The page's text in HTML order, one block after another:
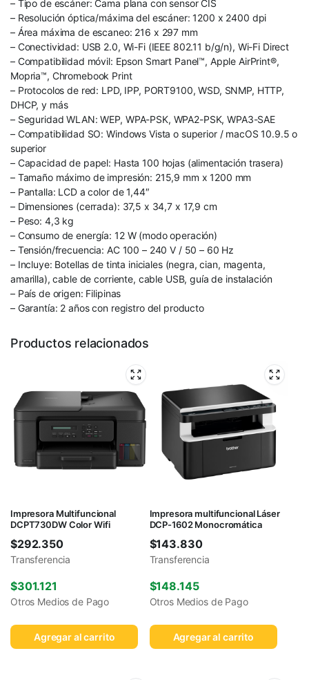
– Tipo de escáner: Cama plana con sensor CIS
– Resolución óptica/máxima del escáner: 1200 x 2400 dpi
– Área máxima de escaneo: 216 x 297 mm
– Conectividad: USB 2.0, Wi-Fi (IEEE 802.11 b/g/n), Wi-Fi Direct
– Compatibilidad móvil: Epson Smart Panel™, Apple AirPrint®,
Mopria™, Chromebook Print
– Protocolos de red: LPD, IPP, PORT9100, WSD, SNMP, HTTP,
DHCP, y más
– Seguridad WLAN: WEP, WPA-PSK, WPA2-PSK, WPA3-SAE
– Compatibilidad SO: Windows Vista o superior / macOS 10.9.5 o
superior
– Capacidad de papel: Hasta 100 hojas (alimentación trasera)
– Tamaño máximo de impresión: 215,9 mm x 1200 mm
– Pantalla: LCD a color de 1,44″
– Dimensiones (cerrada): 37,5 x 34,7 x 17,9 cm
– Peso: 4,3 kg
– Consumo de energía: 12 W (modo operación)
– Tensión/frecuencia: AC 100 – 240 V / 50 – 60 Hz
– Incluye: Botellas de tinta iniciales (negra, cian, magenta,
amarilla), cable de corriente, cable USB, guía de instalación
– País de origen: Filipinas
– Garantía: 2 años con registro del producto
Productos relacionados
Impresora Multifuncional
DCPT730DW Color Wifi
$292.350
Transferencia
$301.121
Otros Medios de Pago
Agregar al carrito
Impresora multifuncional Láser
DCP-1602 Monocromática
$143.830
Transferencia
$148.145
Otros Medios de Pago
Agregar al carrito